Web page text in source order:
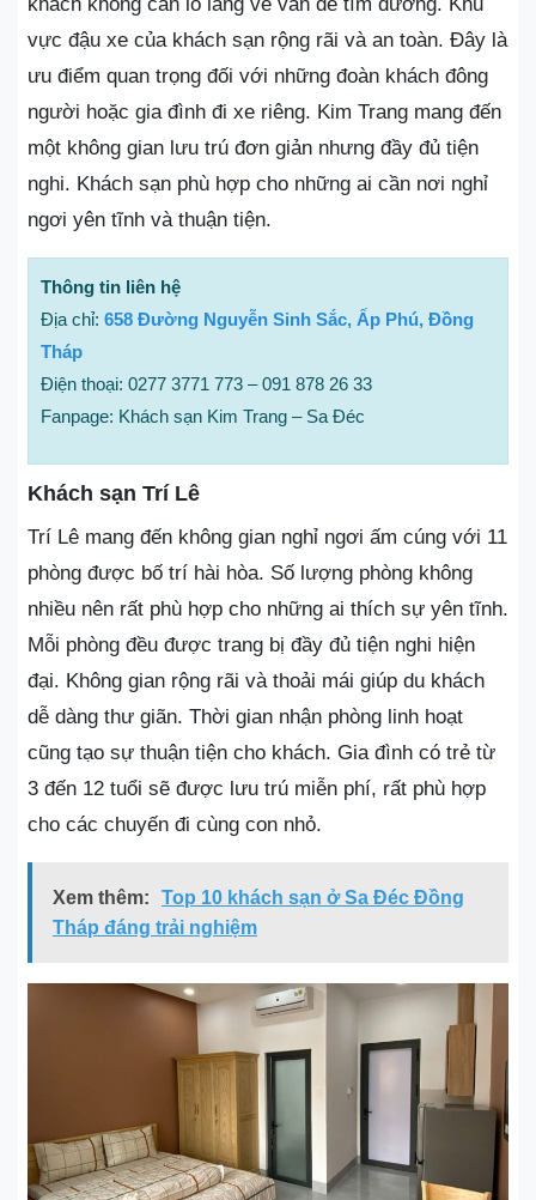
vực đậu xe của khách sạn rộng rãi và an toàn. Đây là
ưu điểm quan trọng đối với những đoàn khách đông
người hoặc gia đình đi xe riêng. Kim Trang mang đến
một không gian lưu trú đơn giản nhưng đầy đủ tiện
nghi. Khách sạn phù hợp cho những ai cần nơi nghỉ
ngơi yên tĩnh và thuận tiện.
Thông tin liên hệ
Địa chỉ: 658 Đường Nguyễn Sinh Sắc, Ấp Phú, Đồng
Tháp
Điện thoại: 0277 3771 773 – 091 878 26 33
Fanpage: Khách sạn Kim Trang – Sa Đéc
Khách sạn Trí Lê
Trí Lê mang đến không gian nghỉ ngơi ấm cúng với 11
phòng được bố trí hài hòa. Số lượng phòng không
nhiều nên rất phù hợp cho những ai thích sự yên tĩnh.
Mỗi phòng đều được trang bị đầy đủ tiện nghi hiện
đại. Không gian rộng rãi và thoải mái giúp du khách
dễ dàng thư giãn. Thời gian nhận phòng linh hoạt
cũng tạo sự thuận tiện cho khách. Gia đình có trẻ từ
3 đến 12 tuổi sẽ được lưu trú miễn phí, rất phù hợp
cho các chuyến đi cùng con nhỏ.
Xem thêm:
Top 10 khách sạn ở Sa Đéc Đồng
Tháp đáng trải nghiệm